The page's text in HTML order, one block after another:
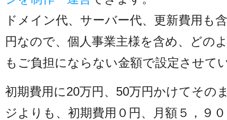
ドメイン代、サーバー代、更新費用も
円なので、個人事業主様を含め、どの
もご負担にならない金額で設定させて
初期費用に20万円、50万円かけてその
ジよりも、初期費用０円、月額５，９